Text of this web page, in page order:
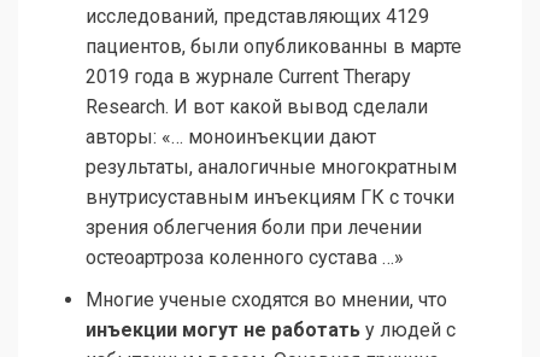
исследований, представляющих 4129
пациентов, были опубликованны в марте
2019 года в журнале Current Therapy
Research. И вот какой вывод сделали
авторы: «… моноинъекции дают
результаты, аналогичные многократным
внутрисуставным инъекциям ГК с точки
зрения облегчения боли при лечении
остеоартроза коленного сустава …»
Многие ученые сходятся во мнении, что
инъекции могут не работать у людей с